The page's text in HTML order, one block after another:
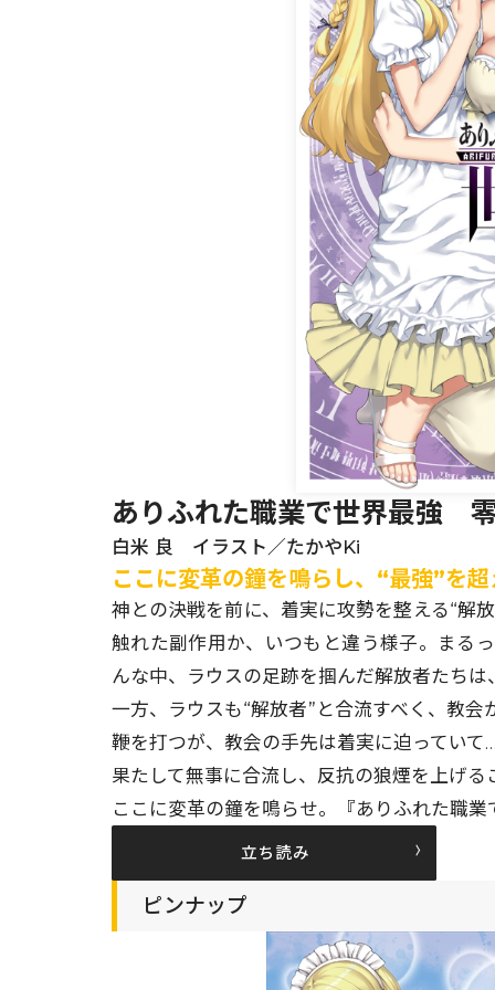
ありふれた職業で世界最強
白米 良 イラスト／たかやKi
ここに変革の鐘を鳴らし、“最強”を
神との決戦を前に、着実に攻勢を整える“解
触れた副作用か、いつもと違う様子。まる
んな中、ラウスの足跡を掴んだ解放者たち
一方、ラウスも“解放者”と合流すべく、教
鞭を打つが、教会の手先は着実に迫っていて
果たして無事に合流し、反抗の狼煙を上げる
ここに変革の鐘を鳴らせ。『ありふれた職
立ち読み
ピンナップ